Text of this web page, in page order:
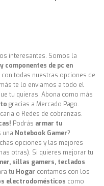
interesantes. Somos la
componentes de pc en
todas nuestras opciones de
te lo enviamos a todo el
tu quieras. Abona como más
gracias a Mercado Pago.
o Redes de cobranzas.
Podrás armar tu
una Notebook Gamer?
opciones y las mejores
otras). Si quieres mejorar tu
sillas gamers, teclados
tu Hogar contamos con los
electrodomésticos como